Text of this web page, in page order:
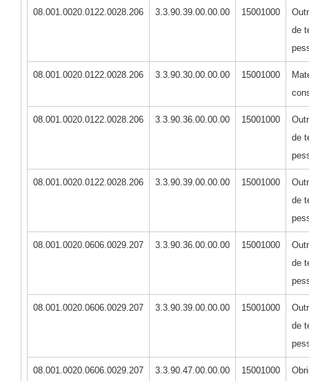
08.001.0020.0122.0028.206 3.3.90.39.00.00.00 15001000
de
08.001.0020.0122.0028.206 3.3.90.30.00.00.00 15001000
08.001.0020.0122.0028.206 3.3.90.36.00.00.00 15001000
de
08.001.0020.0122.0028.206 3.3.90.39.00.00.00 15001000
de
08.001.0020.0606.0029.207 3.3.90.36.00.00.00 15001000
de
08.001.0020.0606.0029.207 3.3.90.39.00.00.00 15001000
de
08.001.0020.0606.0029.207 3.3.90.47.00.00.00 15001000